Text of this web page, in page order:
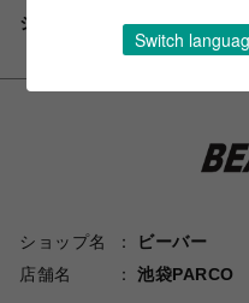
シェアする
ショップ名
ビーバー
店舗名
池袋PARCO
Switch